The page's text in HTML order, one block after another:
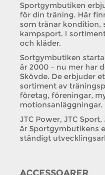
Sportgymbutiken
för din träning. Här
som tränar kondition,
kampsport. I
och kläder.
Sortgymbutiken
år 2000 – nu mer har
Skövde. De erbjuder
sortiment av
företag, föreningar,
motionsanläggningar.
JTC Power, JTC
är Sportgymbutikens
ständigt